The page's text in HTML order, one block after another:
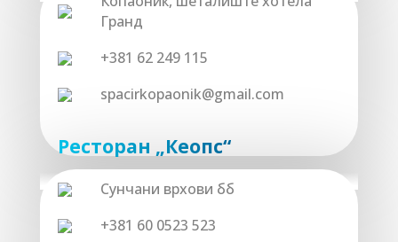
Гранд
+381 62 249 115
spacirkopaonik@gmail.com
Ресторан „Кеопс“
Сунчани врхови бб
+381 60 0523 523